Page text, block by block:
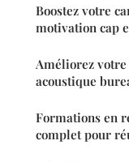
Boostez votre
motivation cap
Améliorez votre
acoustique
Formations en
complet pour